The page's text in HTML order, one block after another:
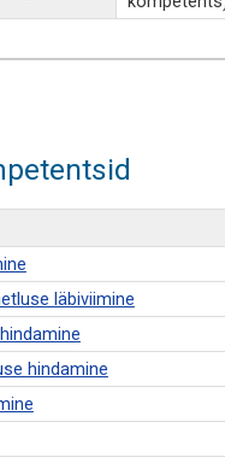
läbiviimine
hindamine